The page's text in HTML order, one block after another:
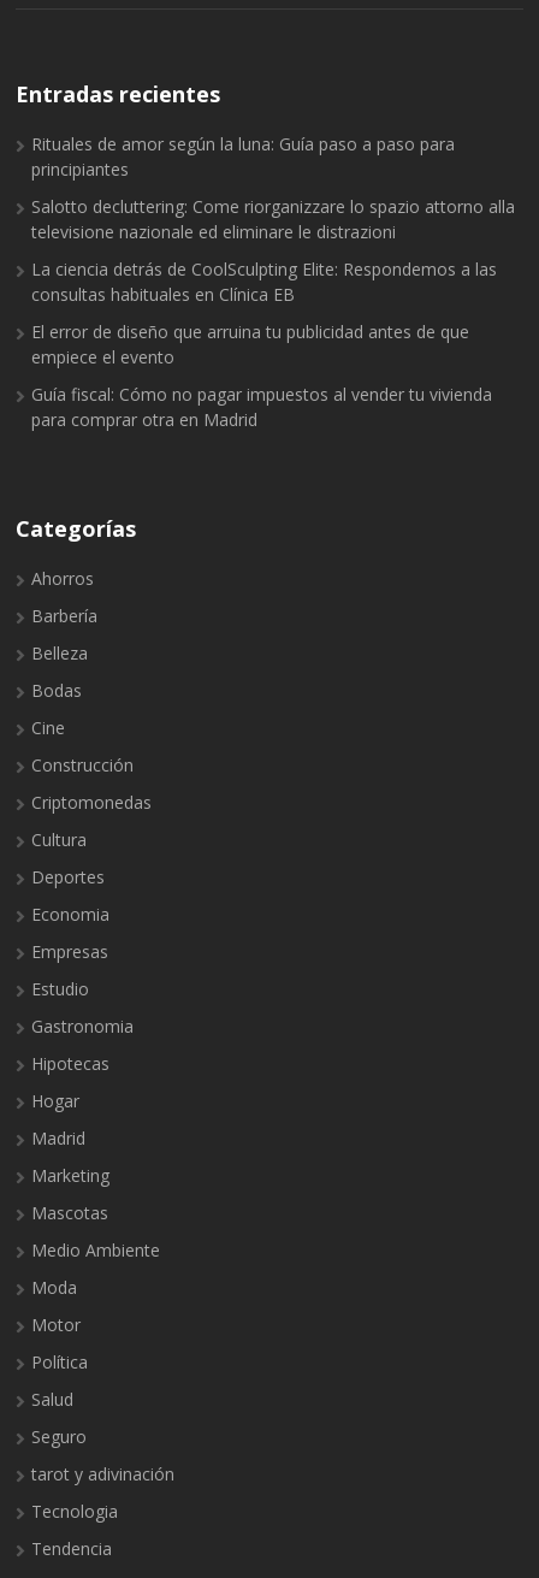
Entradas recientes
Rituales de amor según la luna: Guía paso a paso para
principiantes
Salotto decluttering: Come riorganizzare lo spazio attorno alla
televisione nazionale ed eliminare le distrazioni
La ciencia detrás de CoolSculpting Elite: Respondemos a las
consultas habituales en Clínica EB
El error de diseño que arruina tu publicidad antes de que
empiece el evento
Guía fiscal: Cómo no pagar impuestos al vender tu vivienda
para comprar otra en Madrid
Categorías
Ahorros
Barbería
Belleza
Bodas
Cine
Construcción
Criptomonedas
Cultura
Deportes
Economia
Empresas
Estudio
Gastronomia
Hipotecas
Hogar
Madrid
Marketing
Mascotas
Medio Ambiente
Moda
Motor
Política
Salud
Seguro
tarot y adivinación
Tecnologia
Tendencia